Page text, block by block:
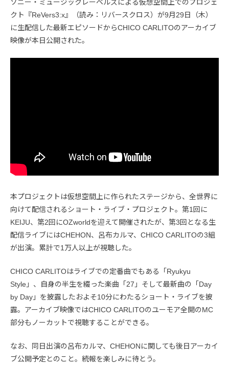
ソニー・ミュージックレーベルズによる仮想空間上でのプロジェ
クト『ReVers3:x』（読み：リバースクロス）が9月29日（木）
に生配信した最新エピソードからCHICO CARLITOのアーカイブ
映像が本日公開された。
本プロジェクトは仮想空間上に作られたステージから、全世界に
向けて配信されるショート・ライブ・プロジェクト。第1回に
KEIJU、第2回にOZworldを迎えて開催されたが、第3回となる生
配信ライブにはCHEHON、呂布カルマ、CHICO CARLITOの3組
が出演。累計で1万人以上が視聴した。
CHICO CARLITOはライブでの定番曲でもある「Ryukyu
Style」、自身の半生を綴った楽曲「27」そして最新曲の「Day
by Day」を披露したおよそ10分にわたるショート・ライブを披
露。アーカイブ映像ではCHICO CARLITOのユーモア全開のMC
部分もノーカットで視聴することができる。
なお、同日出演の呂布カルマ、CHEHONに関しても後日アーカイ
ブ公開予定とのこと。続報を楽しみに待とう。